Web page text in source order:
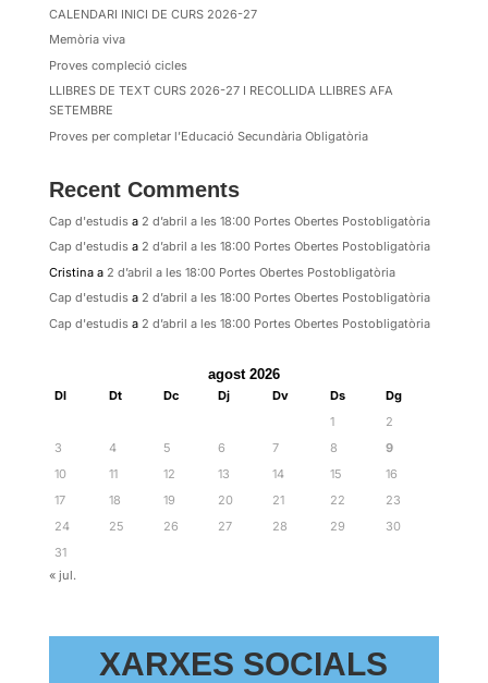
CALENDARI INICI DE CURS 2026-27
Memòria viva
Proves compleció cicles
LLIBRES DE TEXT CURS 2026-27 I RECOLLIDA LLIBRES AFA
SETEMBRE
Proves per completar l’Educació Secundària Obligatòria
Recent Comments
Cap d'estudisa 2 d’abril a les 18:00 Portes Obertes Postobligatòria
Cap d'estudisa 2 d’abril a les 18:00 Portes Obertes Postobligatòria
Cristinaa 2 d’abril a les 18:00 Portes Obertes Postobligatòria
Cap d'estudisa 2 d’abril a les 18:00 Portes Obertes Postobligatòria
Cap d'estudisa 2 d’abril a les 18:00 Portes Obertes Postobligatòria
agost 2026
Dl Dt Dc Dj Dv Ds
Dg
1
2
3
4 5 6 7 8
9
10
11 12 13 14 15
16
17
18 19 20 21 22
23
24
25 26 27 28 29
30
31
« jul.
XARXES SOCIALS